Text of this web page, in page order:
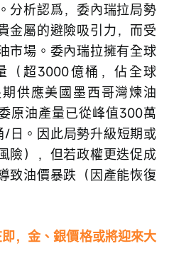
分析認爲，委內瑞拉局勢
金屬的避險吸引力，而受
市場。委內瑞拉擁有全球
（超3000億桶，佔全球
供應美國墨西哥灣煉油
原油產量已從峰值300萬
日。因此局勢升級短期或
險），但若政權更迭促成
致油價暴跌（因產能恢復
，金、銀價格或將迎來大